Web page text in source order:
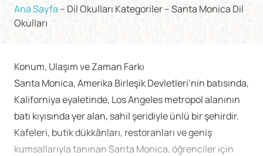
Ana Sayfa – Dil Okulları Kategoriler–Santa Monica Dil
Okulları
Konum, Ulaşım ve Zaman Farkı
Santa Monica, Amerika Birleşik Devletleri’nin batısında,
Kaliforniya eyaletinde, Los Angeles metropol alanının
batı kıyısında yer alan, sahil şeridiyle ünlü bir şehirdir.
Kafeleri, butik dükkânları, restoranları ve geniş
kumsallarıyla tanınan Santa Monica, öğrenciler için